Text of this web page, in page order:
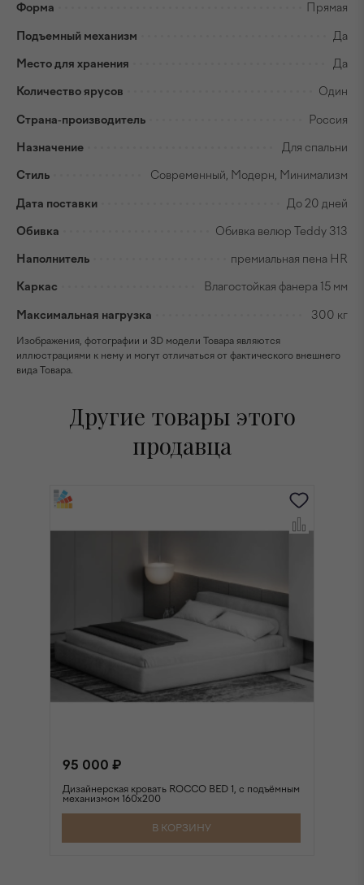
Форма Прямая
Подъемный механизм Да
Место для хранения Да
Количество ярусов Один
Страна-производитель Россия
Назначение Для спальни
Стиль Современный, Модерн, Минимализм
Дата поставки До 20 дней
Обивка Обивка велюр Teddy 313
Наполнитель премиальная пена HR
Каркас Влагостойкая фанера 15 мм
Максимальная нагрузка 300 кг
Изображения, фотографии и 3D модели Товара являются
иллюстрациями к нему и могут отличаться от фактического внешнего
вида Товара.
Другие товары этого
продавца
95 000 ₽
Дизайнерская кровать ROCCO BED 1, с подъёмным
механизмом 160х200
В КОРЗИНУ